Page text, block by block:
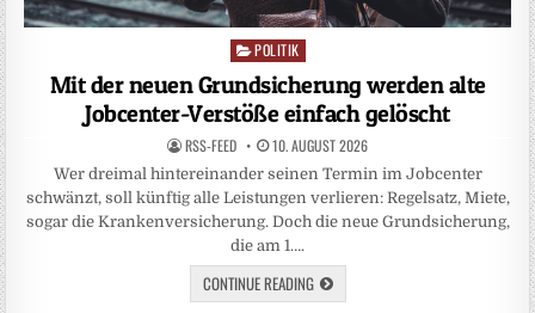
Posted
POLITIK
Mit der neuen Grundsicherung werden alte
Jobcenter-Verstöße einfach gelöscht
RSS-FEED 10. AUGUST 2026
Wer dreimal hintereinander seinen Termin im Jobcenter
schwänzt, soll künftig alle Leistungen verlieren: Regelsatz, Miete,
sogar die Krankenversicherung. Doch die neue Grundsicherung,
die am 1….
CONTINUE READING